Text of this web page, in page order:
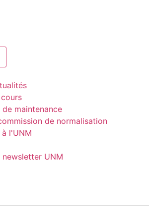
de maintenance
de normalisation
l'UNM
UNM